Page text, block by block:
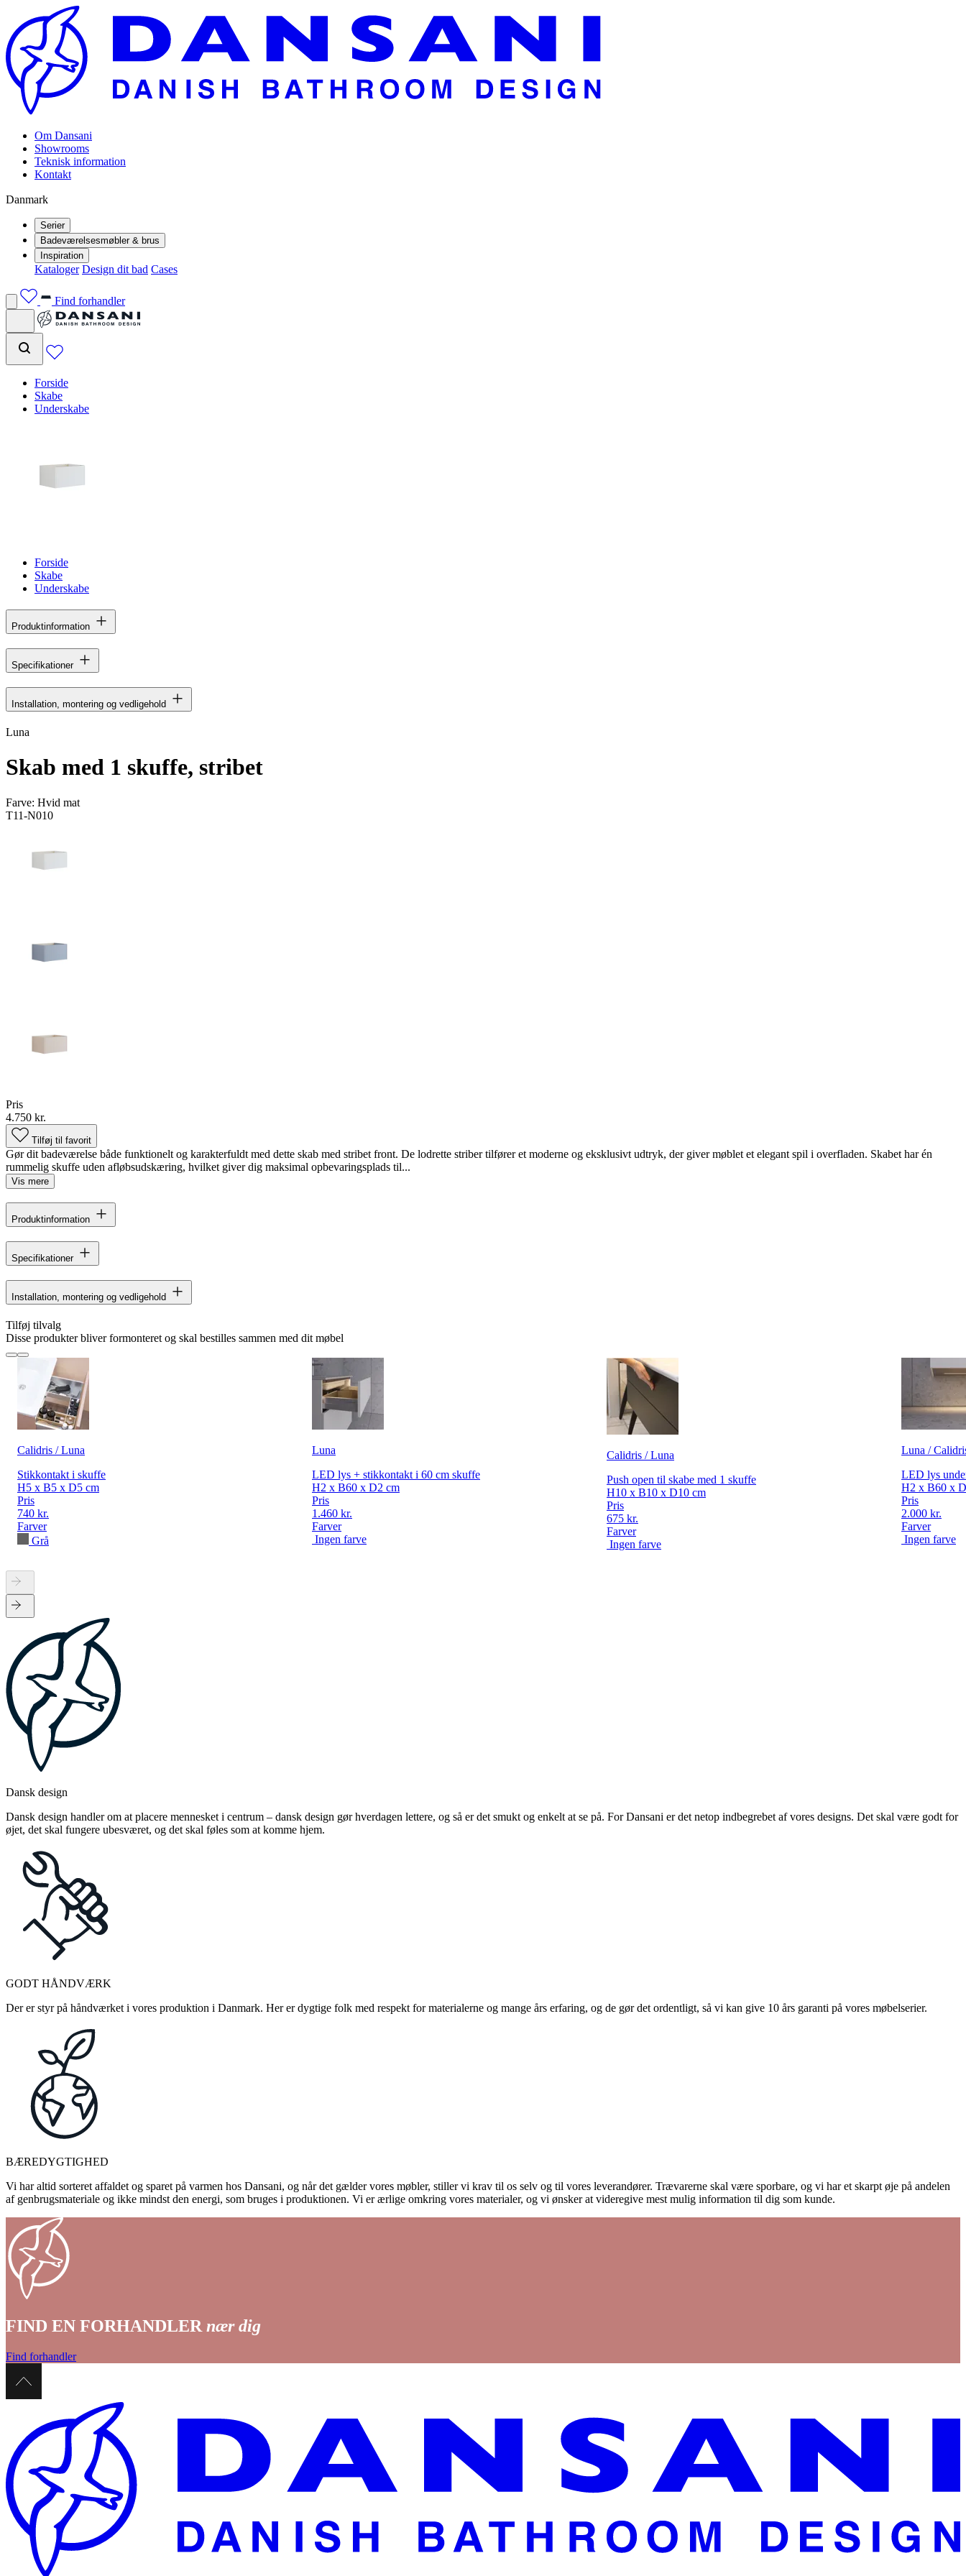
Om Dansani
Showrooms
Teknisk information
Kontakt
Danmark
Serier
Badeværelsesmøbler & brus
Inspiration
Kataloger Design dit bad Cases
Find forhandler
Forside
Skabe
Underskabe
Forside
Skabe
Underskabe
Produktinformation
Specifikationer
Installation, montering og vedligehold
Luna
Skab med 1 skuffe, stribet
Farve: Hvid mat
T11-N010
Pris
4.750 kr.
Tilføj til favorit
Gør dit badeværelse både funktionelt og karakterfuldt med dette skab med stribet front. De lodrette striber tilfører et moderne og eksklusivt udtryk, der giver møblet et elegant spil i overfladen. Skabet har én
rummelig skuffe uden afløbsudskæring, hvilket giver dig maksimal opbevaringsplads til...
Vis mere
Produktinformation
Specifikationer
Installation, montering og vedligehold
Tilføj tilvalg
Disse produkter bliver formonteret og skal bestilles sammen med dit møbel
Calidris / Luna
Stikkontakt i skuffe
H5 x B5 x D5 cm
Pris
740 kr.
Farver
Grå
Luna
LED lys + stikkontakt i 60 cm skuffe
H2 x B60 x D2 cm
Pris
1.460 kr.
Farver
Ingen farve
Calidris / Luna
Push open til skabe med 1 skuffe
H10 x B10 x D10 cm
Pris
675 kr.
Farver
Ingen farve
Luna /
LED lys
H2 x B60 x
Pris
2.000 kr.
Farver
Ingen farve
Dansk design
Dansk design handler om at placere mennesket i centrum – dansk design gør hverdagen lettere, og så er det smukt og enkelt at se på. For Dansani er det netop indbegrebet af vores designs. Det skal være godt for
øjet, det skal fungere ubesværet, og det skal føles som at komme hjem.
GODT HÅNDVÆRK
Der er styr på håndværket i vores produktion i Danmark. Her er dygtige folk med respekt for materialerne og mange års erfaring, og de gør det ordentligt, så vi kan give 10 års garanti på vores møbelserier.
BÆREDYGTIGHED
Vi har altid sorteret affaldet og sparet på varmen hos Dansani, og når det gælder vores møbler, stiller vi krav til os selv og til vores leverandører. Trævarerne skal være sporbare, og vi har et skarpt øje på andelen
af genbrugsmateriale og ikke mindst den energi, som bruges i produktionen. Vi er ærlige omkring vores materialer, og vi ønsker at videregive mest mulig information til dig som kunde.
FIND EN FORHANDLER nær dig
Find forhandler